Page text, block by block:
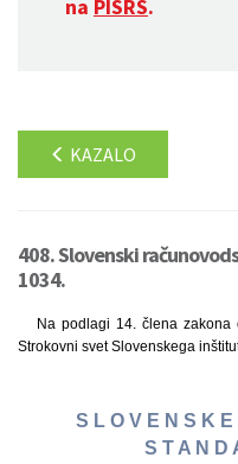
na PISRS.
KAZALO
408. Slovenski
1034.
Na podlagi 14. člena
Strokovni svet Slovenskega
S L O V E N S K E
S T A N D